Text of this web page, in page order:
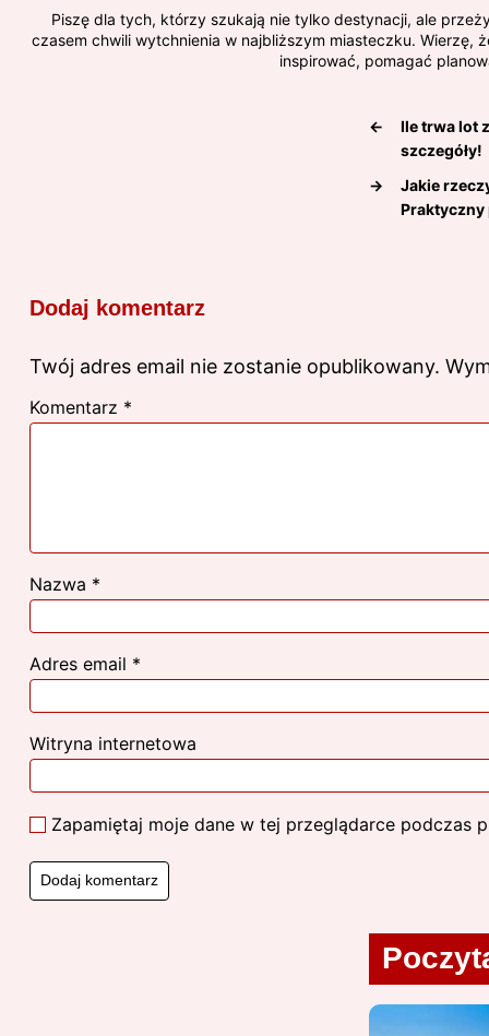
Piszę dla tych, którzy szukają nie tylko destynacji, ale
czasem chwili wytchnienia w najbliższym miasteczku.
inspirować, pomagać
←
Ile trwa lot
szczegóły!
→
Jakie
Dodaj komentarz
Twój adres email nie zostanie opublikowany.
Komentarz *
Nazwa *
Adres email *
Witryna internetowa
Zapamiętaj moje dane w tej przeglądarce podczas